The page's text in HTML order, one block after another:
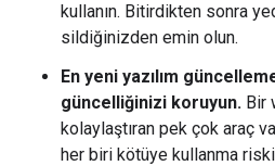
kullanın. Bitirdikten sonra
sildiğinizden emin olun.
En yeni yazılım
güncelliğinizi koruyun. Bir
kolaylaştıran pek çok araç
her biri kötüye kullanma